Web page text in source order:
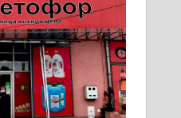
за рад на
промет” у
За више
доћи лично на
улици Максима
радног дана од
063/465-045